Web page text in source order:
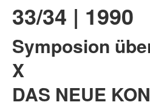
Camera Austria Preis
Fotoarchiv Pierre Bourdieu
Rechtliche Informationen
33/34 | 1990
Symposion
X
DAS NEUE